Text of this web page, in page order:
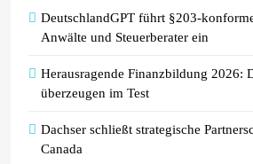
DeutschlandGPT führt §203-
Anwälte und Steuerberater ein
Herausragende Finanzbildung 2026:
überzeugen im Test
Dachser schließt strategische
Canada